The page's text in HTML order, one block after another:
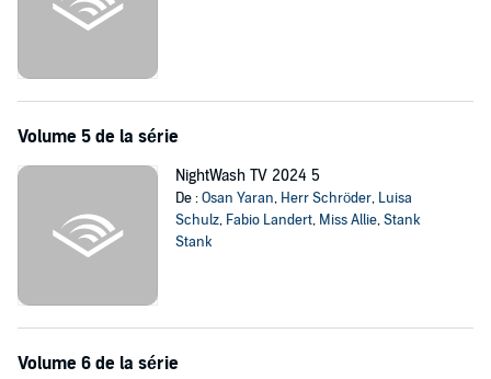
Volume 5 de la série
NightWash TV 2024 5
De :Osan Yaran, Herr Schröder, Luisa
Schulz, Fabio Landert, Miss Allie,Stank
Stank
Volume 6 de la série